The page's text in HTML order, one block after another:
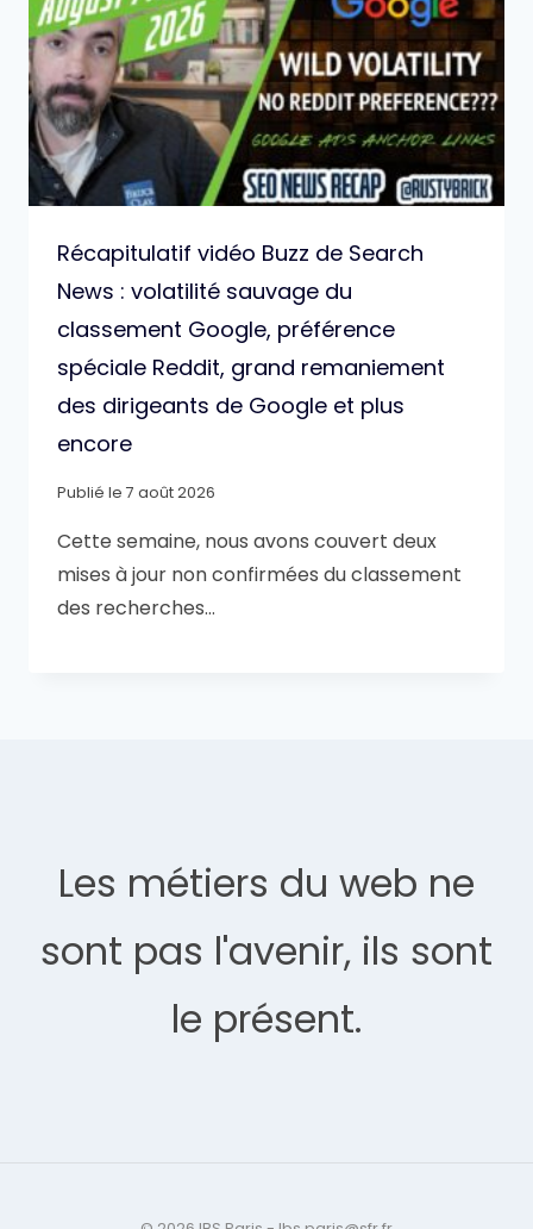
Récapitulatif vidéo Buzz de Search
News : volatilité sauvage du
classement Google, préférence
spéciale Reddit, grand remaniement
des dirigeants de Google et plus
encore
Publié le 7 août 2026
Cette semaine, nous avons couvert deux
mises à jour non confirmées du classement
des recherches…
Les métiers du web ne
sont pas l'avenir, ils sont
le présent.